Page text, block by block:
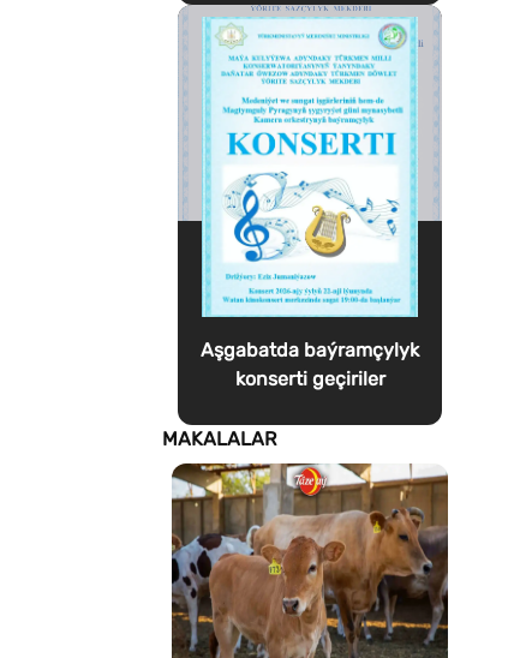
Aşgabatda baýramçylyk
konserti geçiriler
MAKALALAR